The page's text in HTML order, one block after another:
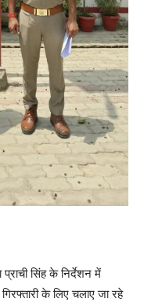
सिंह के निर्देशन में
के लिए चलाए जा रहे